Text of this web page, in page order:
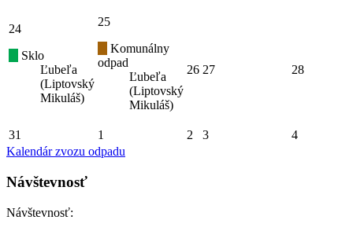
24
Sklo
Ľubeľa
(Liptovský
Mikuláš)
25
Komunálny
odpad
Ľubeľa
(Liptovský
Mikuláš)
26 27 28
31 1 2 3
4
Kalendár zvozu odpadu
Návštevnosť
Návštevnosť: